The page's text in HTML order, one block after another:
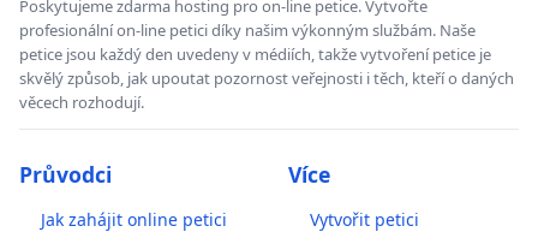
Poskytujeme zdarma hosting pro on-line petice. Vytvořte
profesionální on-line petici díky našim výkonným službám. Naše
petice jsou každý den uvedeny v médiích, takže vytvoření petice je
skvělý způsob, jak upoutat pozornost veřejnosti i těch, kteří o daných
věcech rozhodují.
Průvodci
Jak zahájit online petici
Více
Vytvořit petici